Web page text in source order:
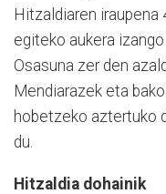
Hitzaldiaren iraupena
egiteko aukera
Osasuna zer den
Mendiarazek eta
hobetzeko aztertuko
du.
Hitzaldia dohainik